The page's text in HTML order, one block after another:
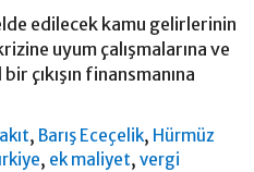
edilecek kamu gelirlerinin
uyum çalışmalarına ve
çıkışın finansmanına
, Barış Eceçelik, Hürmüz
, ek maliyet, vergi